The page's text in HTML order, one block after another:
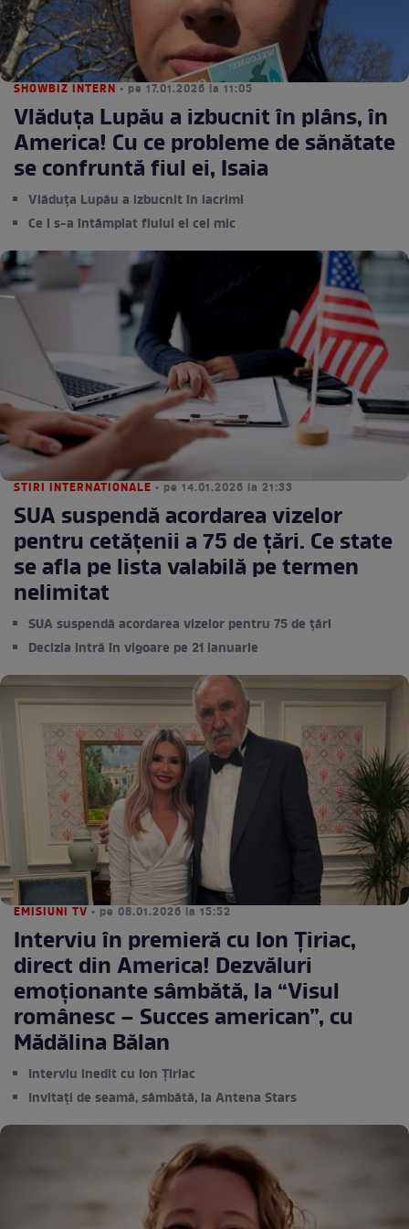
SHOWBIZ INTERN • pe 17.01.2026 la 11:05
Vlăduța Lupău a izbucnit în plâns, în
America! Cu ce probleme de sănătate
se confruntă fiul ei, Isaia
Vlăduța Lupău a izbucnit în lacrimi
Ce i s-a întâmplat fiului ei cel mic
STIRI INTERNATIONALE • pe 14.01.2026 la 21:33
SUA suspendă acordarea vizelor
pentru cetățenii a 75 de țări. Ce state
se afla pe lista valabilă pe termen
nelimitat
SUA suspendă acordarea vizelor pentru 75 de țări
Decizia intră în vigoare pe 21 ianuarie
EMISIUNI TV • pe 08.01.2026 la 15:52
Interviu în premieră cu Ion Ţiriac,
direct din America! Dezvăluri
emoţionante sâmbătă, la “Visul
românesc – Succes american”, cu
Mădălina Bălan
Interviu inedit cu Ion Țiriac
Invitați de seamă, sâmbătă, la Antena Stars